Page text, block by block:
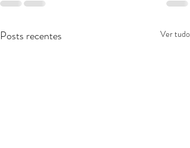
Posts recentes Ver tudo